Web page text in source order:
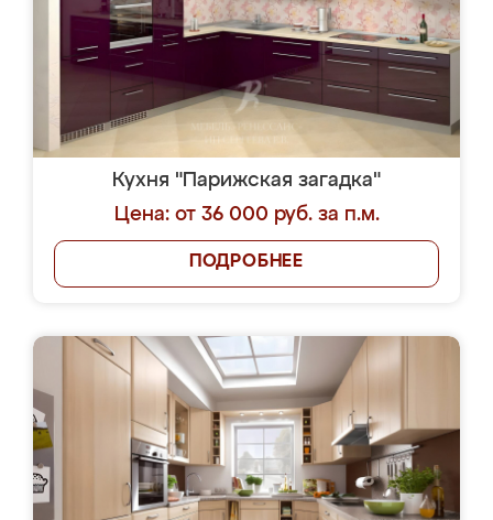
Кухня "Парижская загадка"
Цена: от 36 000 руб. за п.м.
ПОДРОБНЕЕ